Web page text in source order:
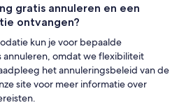
gratis annuleren en een
ontvangen?
kun je voor bepaalde
annuleren, omdat we flexibiliteit
het annuleringsbeleid van de
site voor meer informatie over